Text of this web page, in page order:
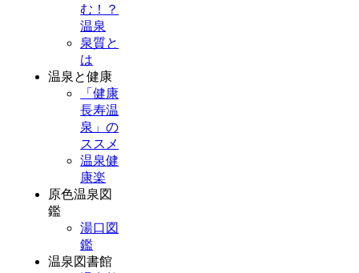
む！？
温泉
泉質と
は
温泉と健康
「健康
長寿温
泉」の
ススメ
温泉健
康楽
原色温泉図
鑑
湯口図
鑑
温泉図書館